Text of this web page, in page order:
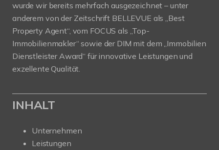
wurde wir bereits mehrfach ausgezeichnet – unter
anderem von der Zeitschrift BELLEVUE als „Best
Property Agent“, vom FOCUS als „Top-
Immobilienmakler“ sowie der DIM mit dem „Immobilien
Dienstleister Award“ für innovative Leistungen und
exzellente Qualität.
INHALT
Unternehmen
Leistungen